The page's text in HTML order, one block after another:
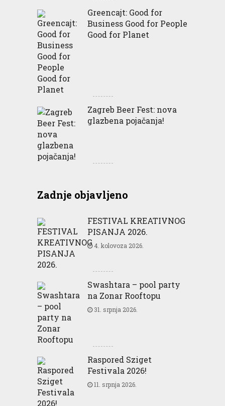
Greencajt: Good for
Business Good for People
Good for Planet
Zagreb Beer Fest: nova
glazbena pojačanja!
Zadnje objavljeno
FESTIVAL KREATIVNOG
PISANJA 2026.
4. kolovoza 2026.
Swashtara – pool party
na Zonar Rooftopu
31. srpnja 2026.
Raspored Sziget
Festivala 2026!
11. srpnja 2026.